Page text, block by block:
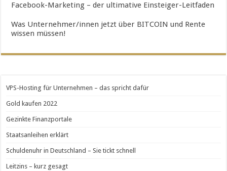
Facebook-Marketing – der ultimative Einsteiger-Leitfaden
Was Unternehmer/innen jetzt über BITCOIN und Rente
wissen müssen!
VPS-Hosting für Unternehmen – das spricht dafür
Gold kaufen 2022
Gezinkte Finanzportale
Staatsanleihen erklärt
Schuldenuhr in Deutschland – Sie tickt schnell
Leitzins – kurz gesagt